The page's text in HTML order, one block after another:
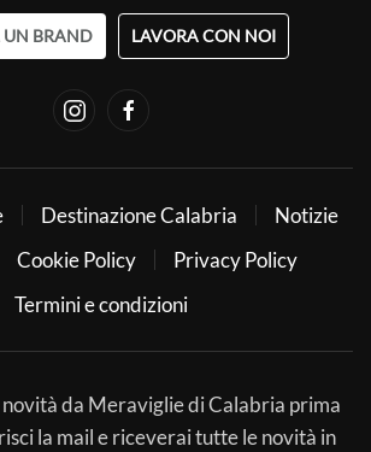
UN BRAND LAVORA CON NOI
Destinazione Calabria
Notizie
Cookie Policy
Privacy Policy
Termini e condizioni
da Meraviglie di Calabria prima
la mail e riceverai tutte le novità in